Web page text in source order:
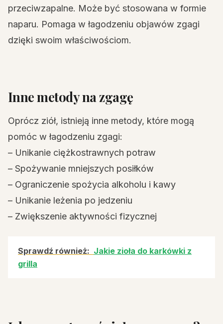
przeciwzapalne. Może być stosowana w formie
naparu. Pomaga w łagodzeniu objawów zgagi
dzięki swoim właściwościom.
Inne metody na zgagę
Oprócz ziół, istnieją inne metody, które mogą
pomóc w łagodzeniu zgagi:
– Unikanie ciężkostrawnych potraw
– Spożywanie mniejszych posiłków
– Ograniczenie spożycia alkoholu i kawy
– Unikanie leżenia po jedzeniu
– Zwiększenie aktywności fizycznej
Sprawdź również: Jakie zioła do karkówki z
grilla